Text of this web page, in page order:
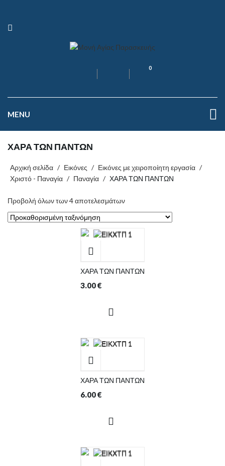
0
MENU
ΧΑΡΑ ΤΩΝ ΠΑΝΤΩΝ
Αρχική σελίδα / Εικόνες / Εικόνες με χειροποίητη εργασία /
Χριστό - Παναγία / Παναγία / ΧΑΡΑ ΤΩΝ ΠΑΝΤΩΝ
Προβολή όλων των 4 αποτελεσμάτων
ΧΑΡΑ ΤΩΝ ΠΑΝΤΩΝ
3.00€
ΧΑΡΑ ΤΩΝ ΠΑΝΤΩΝ
6.00€